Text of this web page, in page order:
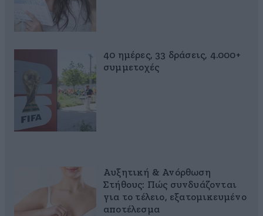
40 ημέρες, 33 δράσεις, 4.000+
συμμετοχές
Αυξητική & Ανόρθωση
Στήθους: Πώς συνδυάζονται
για το τέλειο, εξατομικευμένο
αποτέλεσμα